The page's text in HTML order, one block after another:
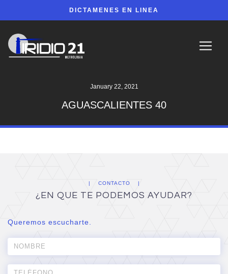
DICTAMENES EN LINEA
January 22, 2021
AGUASCALIENTES 40
CONTACTO
¿EN QUE TE PODEMOS AYUDAR?
Queremos escucharte.